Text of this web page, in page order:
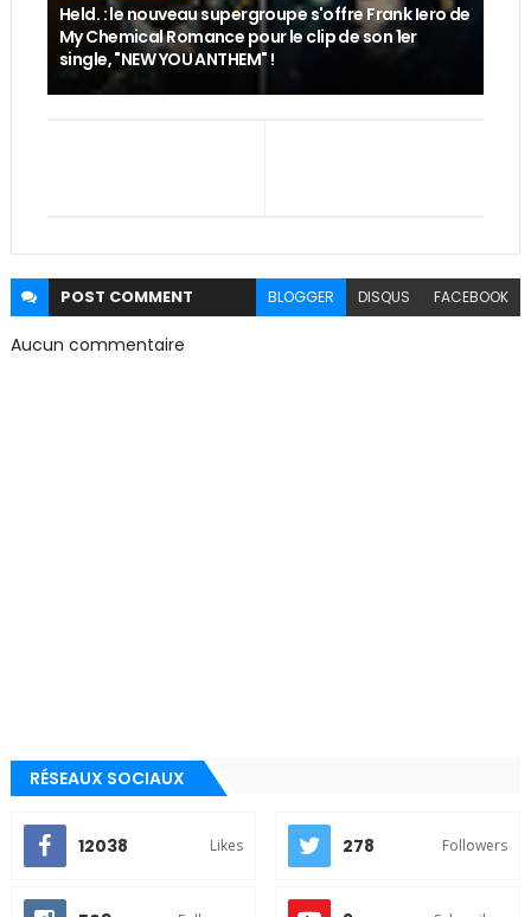
Held. : le nouveau supergroupe s'offre Frank Iero de
My Chemical Romance pour le clip de son 1er
single, "NEW YOU ANTHEM" !
POST COMMENT BLOGGER DISQUS FACEBOOK
Aucun commentaire
RÉSEAUX SOCIAUX
12038 Likes 278 Followers